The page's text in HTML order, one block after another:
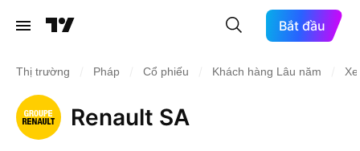
Bắt đầu
Thị trường Pháp Cổ phiếu Khách hàng Lâu năm
Renault SA